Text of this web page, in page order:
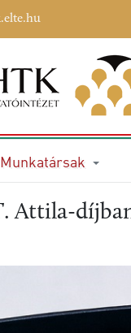
Munkatársak
Attila-